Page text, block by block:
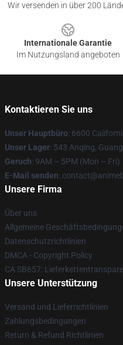
Wir versenden in über 200
Internationale Garantie
Im Nutzungsland angeboten
Kontaktieren Sie uns
Unser Hauptbüro: 6600
Unser Lager: 543 Anqing,
Geruch: 9AM – 5PM (Mon – Fri)
E-Mail senden:
Unsere Firma
Über uns
Allgemeine
Datenschutzrichtlinien
DMCA - Copyright Policy
CA SB657:
Unsere Unterstützung
Versand und Lieferrichtlinien
Zahlungsbedingungen
Return & Refund Richtlinien